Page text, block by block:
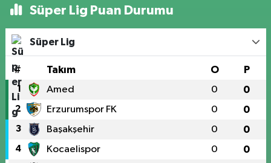
Süper Lig Puan Durumu
Süper Lig
# Takım O P
1 Amed 0 0
2 Erzurumspor FK 0 0
3 Başakşehir 0 0
4 Kocaelispor 0 0